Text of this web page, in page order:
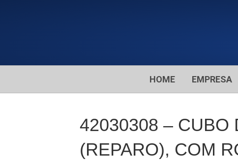
HOME EMPRESA
42030308 – CUBO
(REPARO), COM